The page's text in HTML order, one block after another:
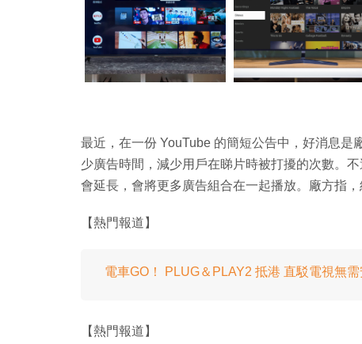
最近，在一份 YouTube 的簡短公告中，好消息
少廣告時間，減少用戶在睇片時被打擾的次數。
會延長，會將更多廣告組合在一起播放。廠方指
【熱門報道】
電車GO！ PLUG＆PLAY2 抵港 直駁電視無
【熱門報道】